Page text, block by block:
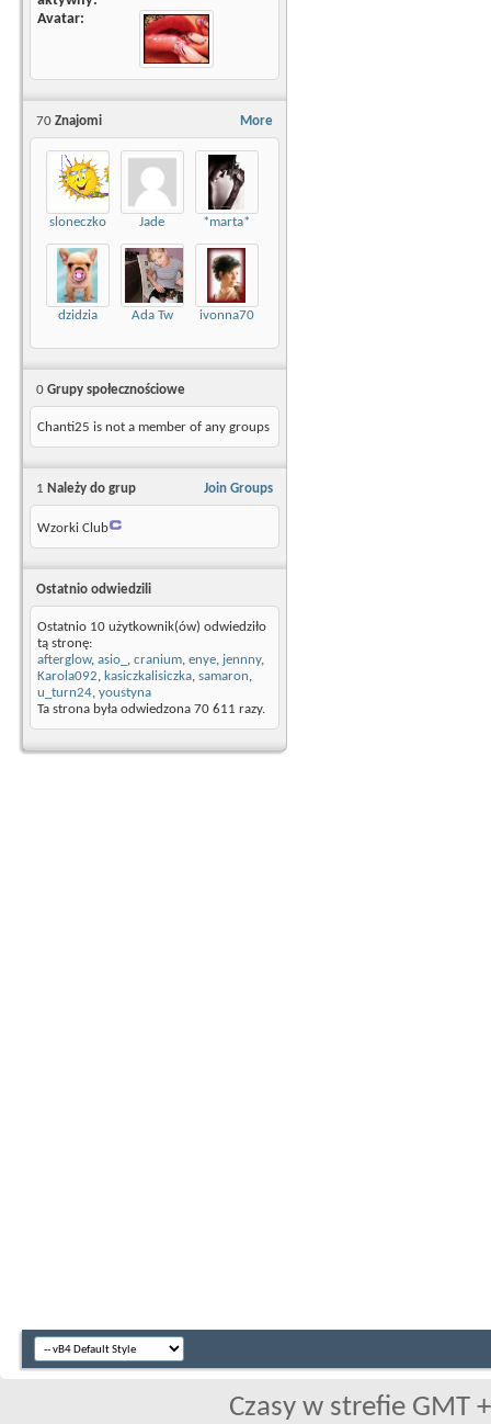
Avatar
More
70 Znajomi
sloneczko Jade *marta*
dzidzia Ada Tw ivonna70
0 Grupy społecznościowe
Chanti25 is not a member of any groups
Join Groups
1 Należy do grup
Wzorki Club
Ostatnio odwiedzili
Ostatnio 10 użytkownik(ów) odwiedziło
tą stronę:
afterglow, asio_ , cranium, enye, jennny,
Karola092, kasiczkalisiczka, samaron,
u_turn24, youstyna
Ta strona była odwiedzona 70 611 razy.
Czasy w strefie GMT